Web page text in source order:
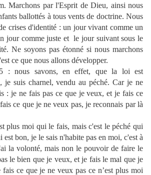
Marchons par l'Esprit de Dieu, ainsi nous
ballottés à tous vents de doctrine. Nous
crises d'identité : un jour vivant comme un
jour comme juste et le jour suivant sous le
Ne soyons pas étonné si nous marchons
ce que nous allons développer.
: nous savons, en effet, que la loi est
je suis charnel, vendu au péché. Car je ne
: je ne fais pas ce que je veux, et je fais ce
ce que je ne veux pas, je reconnais par là
plus moi qui le fais, mais c'est le péché qui
bon, je le sais n'habite pas en moi, c'est à
la volonté, mais non le pouvoir de faire le
le bien que je veux, et je fais le mal que je
ce que je ne veux pas ce n’est plus moi